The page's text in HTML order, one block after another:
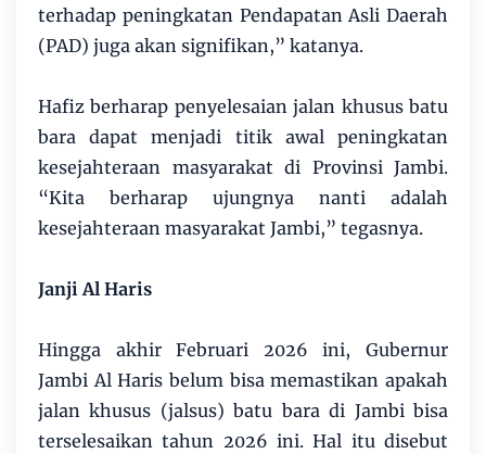
terhadap peningkatan Pendapatan Asli Daerah
(PAD) juga akan signifikan,” katanya.
Hafiz berharap penyelesaian jalan khusus batu
bara dapat menjadi titik awal peningkatan
kesejahteraan masyarakat di Provinsi Jambi.
“Kita berharap ujungnya nanti adalah
kesejahteraan masyarakat Jambi,” tegasnya.
Janji Al Haris
Hingga akhir Februari 2026 ini, Gubernur
Jambi Al Haris belum bisa memastikan apakah
jalan khusus (jalsus) batu bara di Jambi bisa
terselesaikan tahun 2026 ini. Hal itu disebut